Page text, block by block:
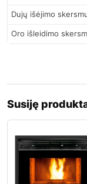
Dujų išėjimo
Oro išleidimo
Susiję